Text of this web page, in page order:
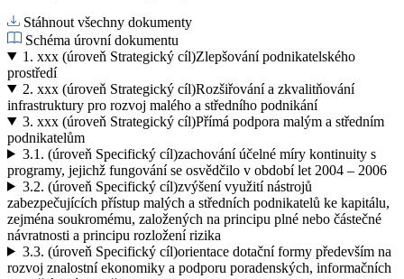
Stáhnout všechny dokumenty
Schéma úrovní dokumentu
1. xxx (úroveň Strategický cíl)Zlepšování podnikatelského
prostředí
2. xxx (úroveň Strategický cíl)Rozšiřování a zkvalitňování
infrastruktury pro rozvoj malého a středního podnikání
3. xxx (úroveň Strategický cíl)Přímá podpora malým a středním
podnikatelům
3.1. (úroveň Specifický cíl)zachování účelné míry kontinuity s
programy, jejichž fungování se osvědčilo v období let 2004 – 2006
3.2. (úroveň Specifický cíl)zvýšení využití nástrojů
zabezpečujících přístup malých a středních podnikatelů ke kapitálu,
zejména soukromému, založených na principu plné nebo částečné
návratnosti a principu rozložení rizika
3.3. (úroveň Specifický cíl)orientace dotační formy především na
rozvoj znalostní ekonomiky a podporu poradenských, informačních